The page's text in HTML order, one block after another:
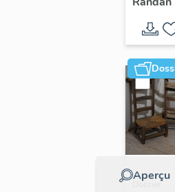
prière
Marie-
Aperçu
Dossier